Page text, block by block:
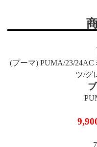
(プーマ) PUMA/23/
ツ/グ